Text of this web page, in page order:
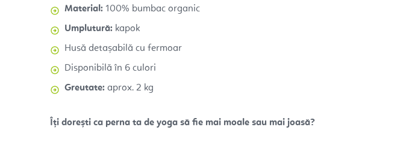
Material: 100% bumbac organic
Umplutură: kapok
Husă detașabilă cu fermoar
Disponibilă în 6 culori
Greutate: aprox. 2 kg
Îți dorești ca perna ta de yoga să fie mai moale sau mai joasă?